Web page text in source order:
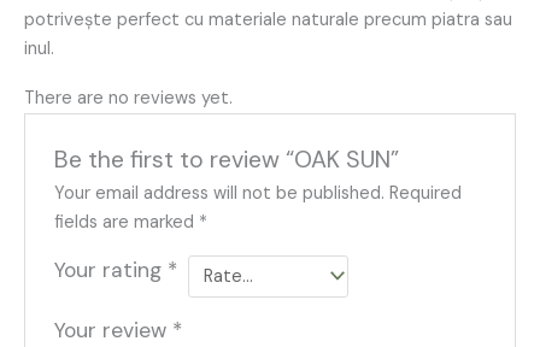
potrivește perfect cu materiale naturale precum piatra sau
inul.
There are no reviews yet.
Be the first to review “OAK SUN”
Your email address will not be published. Required
fields are marked *
Your rating *
Your review *